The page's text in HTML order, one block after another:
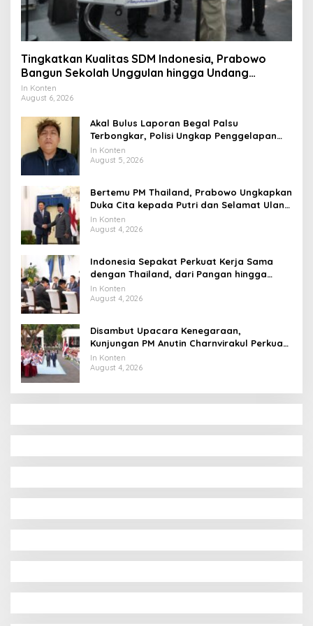
Tingkatkan Kualitas SDM Indonesia, Prabowo
Bangun Sekolah Unggulan hingga Undang
Universitas Terbaik Dunia
In Konten
August 6, 2026
Akal Bulus Laporan Begal Palsu
Terbongkar, Polisi Ungkap Penggelapan
Uang Perusahaan untuk Crypto
In Konten
August 5, 2026
Bertemu PM Thailand, Prabowo Ungkapkan
Duka Cita kepada Putri dan Selamat Ulang
Tahun ke Raja Thailand
In Konten
August 4, 2026
Indonesia Sepakat Perkuat Kerja Sama
dengan Thailand, dari Pangan hingga
Ekonomi Digital
In Konten
August 4, 2026
Disambut Upacara Kenegaraan,
Kunjungan PM Anutin Charnvirakul Perkuat
Hubungan Indonesia-Thailand
In Konten
August 4, 2026